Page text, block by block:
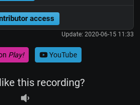
access
Update: 2020-06-15 11:33
Play! YouTube
this recording?